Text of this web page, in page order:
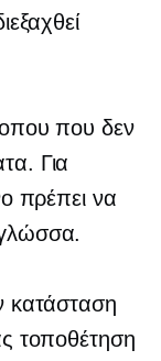
που δεν
Για
πρέπει να
κατάσταση
τοποθέτηση